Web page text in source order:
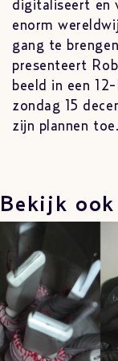
digitaliseert en
enorm
gang te
presenteert
beeld in een
zondag 15
zijn plannen
Bekijk ook